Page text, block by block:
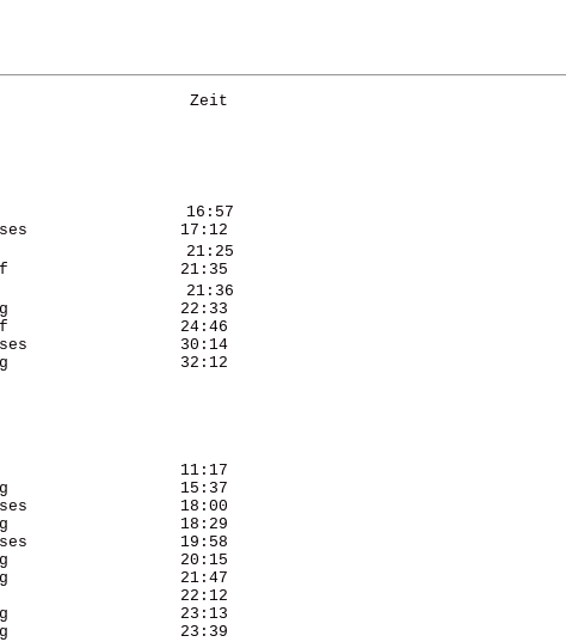
Zeit
16:57
17:12
21:25
21:35
21:36
22:33
24:46
30:14
32:12
11:17
15:37
18:00
18:29
19:58
20:15
21:47
22:12
23:13
23:39